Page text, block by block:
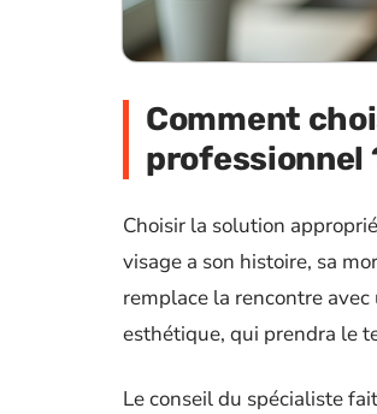
Comment
professionnel
Choisir la solution
visage a son histoire, sa
remplace la rencontre
esthétique, qui prendra le
Le conseil du spécialiste